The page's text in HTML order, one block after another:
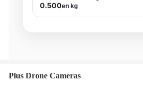
0.500en kg
Plus Drone Cameras